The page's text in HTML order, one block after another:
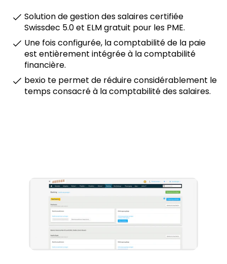
Solution de gestion des salaires certifiée
Swissdec 5.0 et ELM gratuit pour les PME.
Une fois configurée, la comptabilité de la paie
est entièrement intégrée à la comptabilité
financière.
bexio te permet de réduire considérablement le
temps consacré à la comptabilité des salaires.